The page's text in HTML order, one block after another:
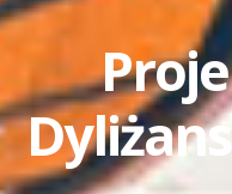
Dyliżans